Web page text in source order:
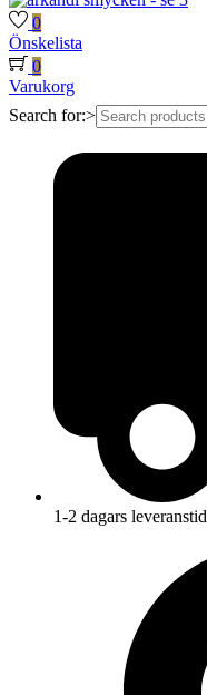
0
Önskelista
0
Varukorg
Search for:>
1-2 dagars leveranstid